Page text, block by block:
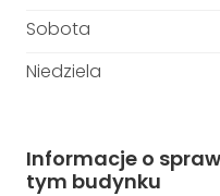
Sobota
Niedziela
Informacje o
tym budynku